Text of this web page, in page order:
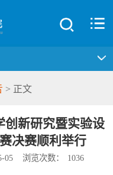
> 正文
创新研究暨实验设
决赛顺利举行
05 浏览次数： 1036